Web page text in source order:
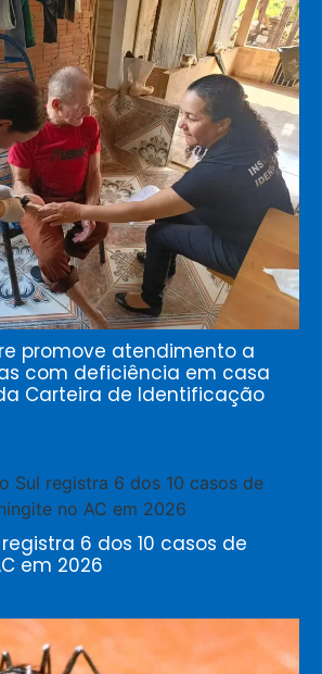
promove atendimento a
com deficiência em casa
Carteira de Identificação
6 dos 10 casos de
em 2026